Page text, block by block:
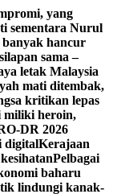
yang
sementara Nurul
hancur
sama –
letak Malaysia
mati ditembak,
kritikan lepas
miliki heroin,
DR 2026
digitalKerajaan
Pelbagai
baharu
lindungi kanak-